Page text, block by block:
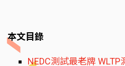
本文目錄
NEDC測試最老牌 WLTP